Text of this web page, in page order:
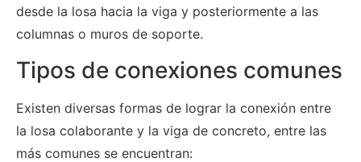
desde la losa hacia la viga y posteriormente a las
columnas o muros de soporte.
Tipos de conexiones comunes
Existen diversas formas de lograr la conexión entre
la losa colaborante y la viga de concreto, entre las
más comunes se encuentran: